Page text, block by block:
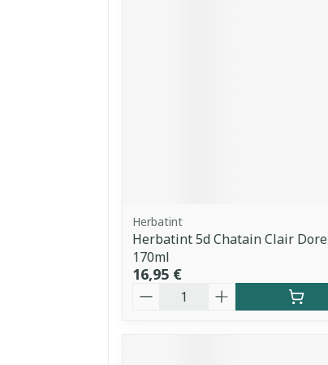
Herbatint
Herbatint 5d Chatain Clair Dore
170ml
16,95 €
Quantité